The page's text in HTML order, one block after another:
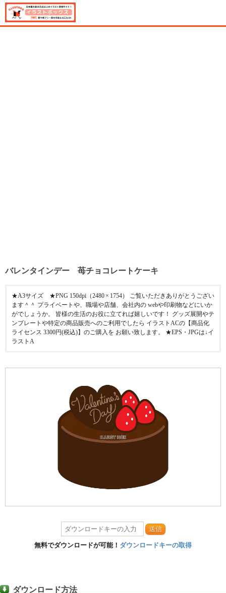
バレンタインデー 苺チョコレートケーキ
★A3サイズ ★PNG 150dpi（2480 × 1754） ご覧いただきありがとうござい
ます＾＾ プライベートや、職場や店舗、会社内の webや印刷物などにいか
がでしょうか。 皆様の生活のお役に立てれば嬉しいです！ グッズ展開やテ
ンプレートや特定の商品販売へのご利用でしたら イラストACの【商品化
ライセンス 3300円(税込)】のご購入を お願い致します。 ★EPS・JPGは↓イ
ラストA
送信
無料でダウンロードが可能！ ダウンロードキーの取得
ダウンロード方法